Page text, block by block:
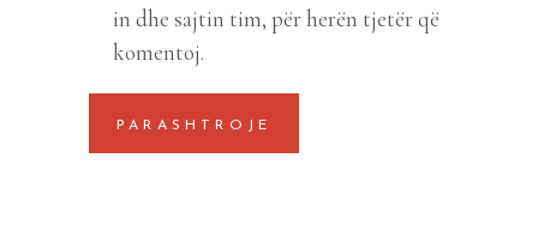
in dhe sajtin tim, për herën tjetër që
komentoj.